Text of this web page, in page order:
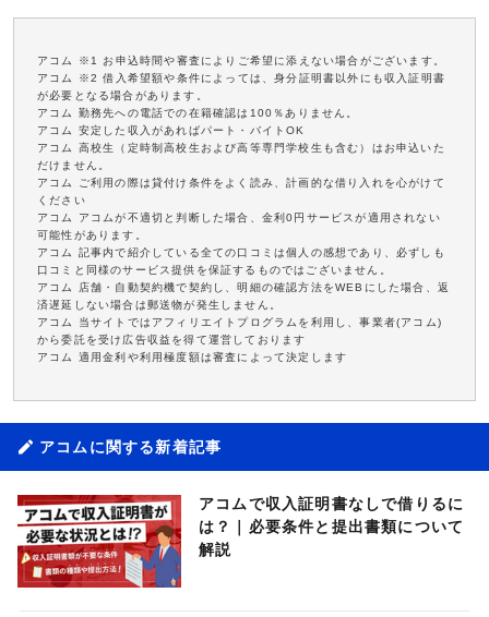
アコム ※1 お申込時間や審査によりご希望に添えない場合がございます。
アコム ※2 借入希望額や条件によっては、身分証明書以外にも収入証明書
が必要となる場合があります。
アコム 勤務先への電話での在籍確認は100％ありません。
アコム 安定した収入があればパート・バイトOK
アコム 高校生（定時制高校生および高等専門学校生も含む）はお申込いた
だけません。
アコム ご利用の際は貸付け条件をよく読み、計画的な借り入れを心がけて
ください
アコム アコムが不適切と判断した場合、金利0円サービスが適用されない
可能性があります。
アコム 記事内で紹介している全ての口コミは個人の感想であり、必ずしも
口コミと同様のサービス提供を保証するものではございません。
アコム 店舗・自動契約機で契約し、明細の確認方法をWEBにした場合、返
済遅延しない場合は郵送物が発生しません。
アコム 当サイトではアフィリエイトプログラムを利用し、事業者(アコム)
から委託を受け広告収益を得て運営しております
アコム 適用金利や利用極度額は審査によって決定します
アコムに関する新着記事
アコムで収入証明書なしで借りるに
は？｜必要条件と提出書類について
解説